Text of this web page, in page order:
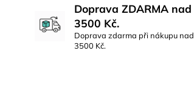
Doprava ZDARMA nad
3500 Kč.
Doprava zdarma při nákupu nad
3500 Kč.